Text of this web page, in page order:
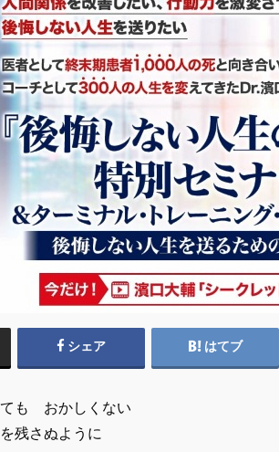
シェア はてブ
も おかしくない
残さぬように